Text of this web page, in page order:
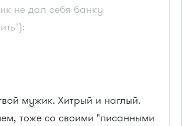
не дал себя банку
мужик. Хитрый и наглый.
тоже со своими "писанными